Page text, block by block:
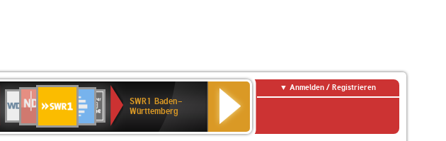
Deutschlandfunk
80er
90er
OLDIE
ANTENNE
SWR3
WDR
4
Deutschlandfunk
Kultur
ANTENNE
BAYERN
BR-
KLASSIK
WDR
2
2
Baden-
Württemberg
SWR1 Baden-
Württemberg
Anmelden / Registrieren